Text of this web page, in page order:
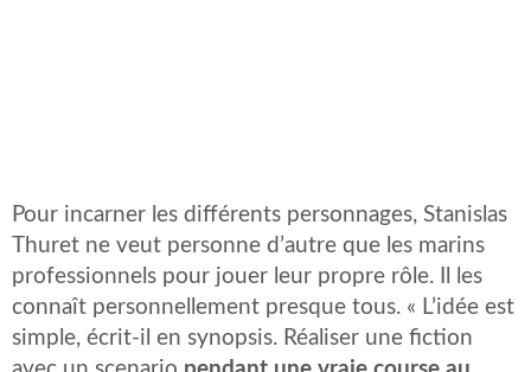
Pour incarner les différents personnages, Stanislas
Thuret ne veut personne d’autre que les marins
professionnels pour jouer leur propre rôle. Il les
connaît personnellement presque tous. « L’idée est
simple, écrit-il en synopsis. Réaliser une fiction